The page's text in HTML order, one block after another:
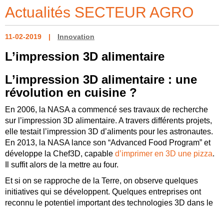
Actualités SECTEUR AGRO
11-02-2019 Innovation
L’impression 3D alimentaire
L’impression 3D alimentaire : une
révolution en cuisine ?
En 2006, la NASA a commencé ses travaux de recherche
sur l’impression 3D alimentaire. A travers différents projets,
elle testait l’impression 3D d’aliments pour les astronautes.
En 2013, la NASA lance son “Advanced Food Program” et
développe la Chef3D, capable d’imprimer en 3D une pizza.
Il suffit alors de la mettre au four.
Et si on se rapproche de la Terre, on observe quelques
initiatives qui se développent. Quelques entreprises ont
reconnu le potentiel important des technologies 3D dans le